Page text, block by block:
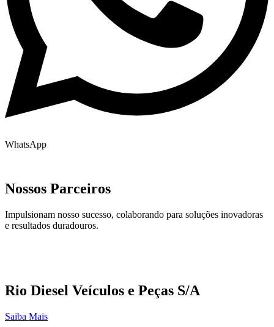
WhatsApp
Nossos Parceiros
Impulsionam nosso sucesso, colaborando para soluções inovadoras
e resultados duradouros.
Rio Diesel Veículos e Peças S/A
Saiba Mais